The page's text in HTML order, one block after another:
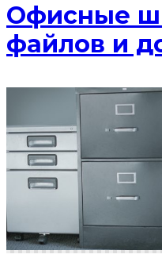
Офисные
файлов и